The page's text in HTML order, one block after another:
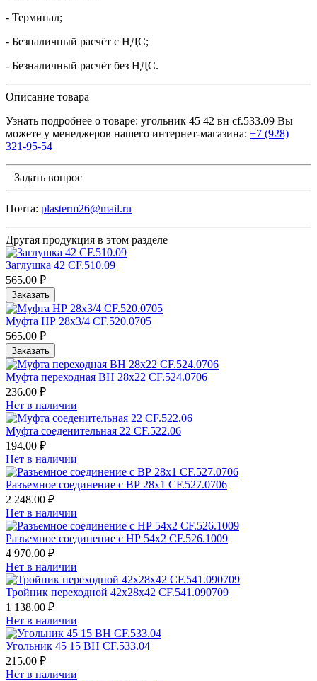
- Терминал;
- Безналичный расчёт с НДС;
- Безналичный расчёт без НДС.
Описание товара
Узнать подробнее о товаре: угольник 45 42 вн cf.533.09 Вы
можете у менеджеров нашего интернет-магазина: +7 (928)
321-95-54
Задать вопрос
Почта: plasterm26@mail.ru
Другая продукция в этом разделе
Заглушка 42 CF.510.09
565.00 ₽
Заказать
Муфта НР 28х3/4 CF.520.0705
565.00 ₽
Заказать
Муфта переходная ВН 28х22 CF.524.0706
236.00 ₽
Нет в наличии
Муфта соеденительная 22 CF.522.06
194.00 ₽
Нет в наличии
Разъемное соединение с ВР 28х1 CF.527.0706
2 248.00 ₽
Нет в наличии
Разъемное соединение с НР 54х2 CF.526.1009
4 970.00 ₽
Нет в наличии
Тройник переходной 42х28х42 CF.541.090709
1 138.00 ₽
Нет в наличии
Угольник 45 15 ВН CF.533.04
215.00 ₽
Нет в наличии